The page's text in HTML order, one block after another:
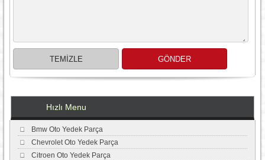
Hızlı Menu
Bmw Oto Yedek Parça
Chevrolet Oto Yedek Parça
Citroen Oto Yedek Parça